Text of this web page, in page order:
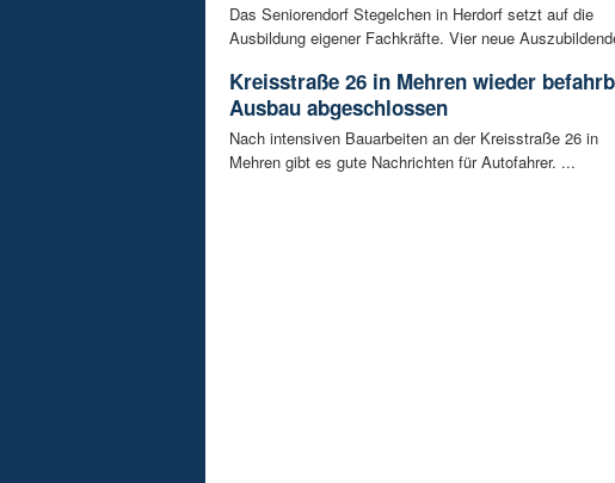
Das Seniorendorf Stegelchen in Herdorf setzt auf die
Ausbildung eigener Fachkräfte. Vier neue
Kreisstraße 26 in Mehren wieder
Ausbau abgeschlossen
Nach intensiven Bauarbeiten an der Kreisstraße 26 in
Mehren gibt es gute Nachrichten für Autofahrer. ...